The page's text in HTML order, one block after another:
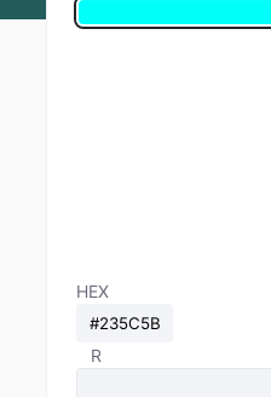
HEX
R